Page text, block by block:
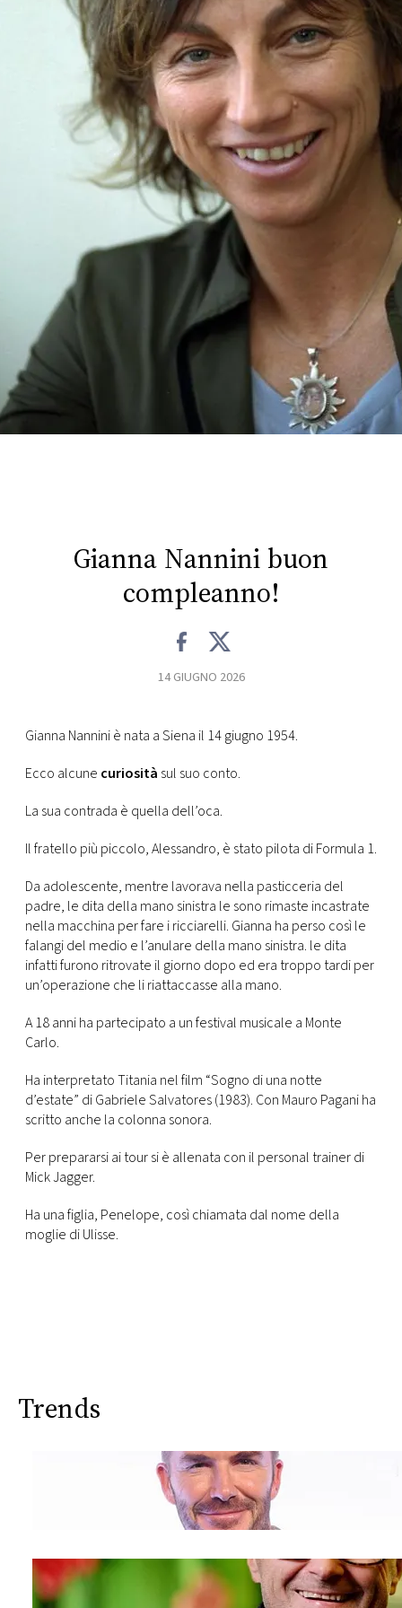
CONCORSI
EVENTI
PRINCIPATO
DI
MONACO
RMC
CONSIGLIA
Gianna Nannini buon
compleanno!
14 GIUGNO 2026
Gianna Nannini è nata a Siena il 14 giugno 1954.
Ecco alcune curiosità sul suo conto.
La sua contrada è quella dell’oca.
Il fratello più piccolo, Alessandro, è stato pilota di Formula 1.
Da adolescente, mentre lavorava nella pasticceria del
padre, le dita della mano sinistra le sono rimaste incastrate
nella macchina per fare i ricciarelli. Gianna ha perso così le
falangi del medio e l’anulare della mano sinistra. le dita
infatti furono ritrovate il giorno dopo ed era troppo tardi per
un’operazione che li riattaccasse alla mano.
A 18 anni ha partecipato a un festival musicale a Monte
Carlo.
Ha interpretato Titania nel film “Sogno di una notte
d’estate” di Gabriele Salvatores (1983). Con Mauro Pagani ha
scritto anche la colonna sonora.
Per prepararsi ai tour si è allenata con il personal trainer di
Mick Jagger.
Ha una figlia, Penelope, così chiamata dal nome della
moglie di Ulisse.
Trends